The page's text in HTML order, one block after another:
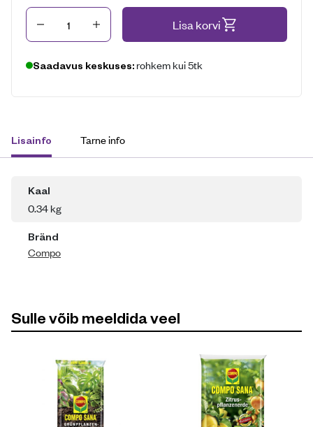
Kogus Lisa korvi
Saadavus keskuses: rohkem kui 5tk
Lisainfo Tarne info
Kaal
0.34 kg
Bränd
Compo
Sulle võib meeldida veel